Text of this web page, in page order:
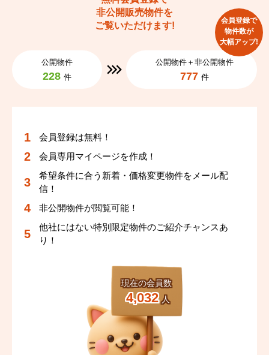
非公開販売物件を
ご覧いただけます!
公開物件
228 件
公開物件＋非公開物件
777 件
会員登録で
物件数が
大幅アップ!
現在の会員数
4,032 人
会員登録は無料！
会員専用マイページを作成！
希望条件に合う新着・価格変更物件をメール配
信！
非公開物件が閲覧可能！
他社にはない特別限定物件のご紹介チャンスあ
り！